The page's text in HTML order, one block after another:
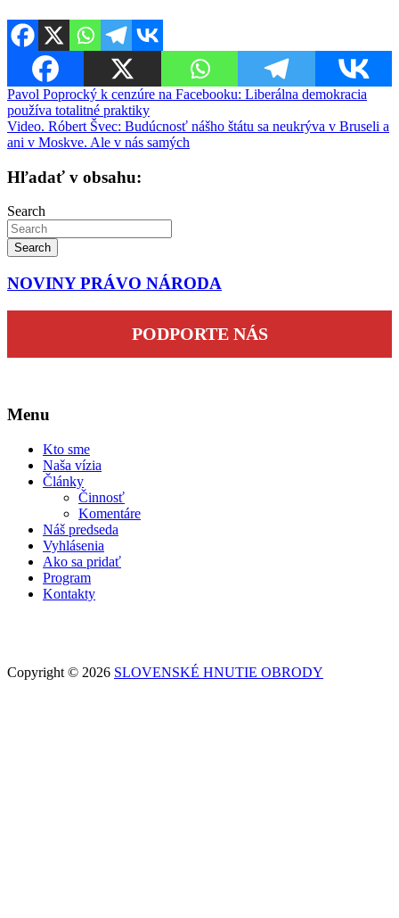
Navigácia
v
článku
Pavol Poprocký k cenzúre na Facebooku: Liberálna demokracia
používa totalitné praktiky
Video. Róbert Švec: Budúcnosť nášho štátu sa neukrýva v Bruseli a
ani v Moskve. Ale v nás samých
Hľadať v obsahu:
Search
Search
NOVINY PRÁVO NÁRODA
PODPORTE NÁS
Menu
Kto sme
Naša vízia
Články
Činnosť
Komentáre
Náš predseda
Vyhlásenia
Ako sa pridať
Program
Kontakty
Copyright © 2026 SLOVENSKÉ HNUTIE OBRODY